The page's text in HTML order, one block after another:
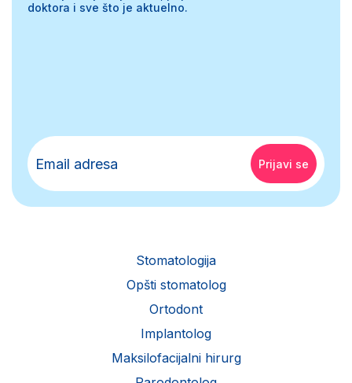
doktora i sve što je aktuelno.
Stomatologija
Opšti stomatolog
Ortodont
Implantolog
Maksilofacijalni hirurg